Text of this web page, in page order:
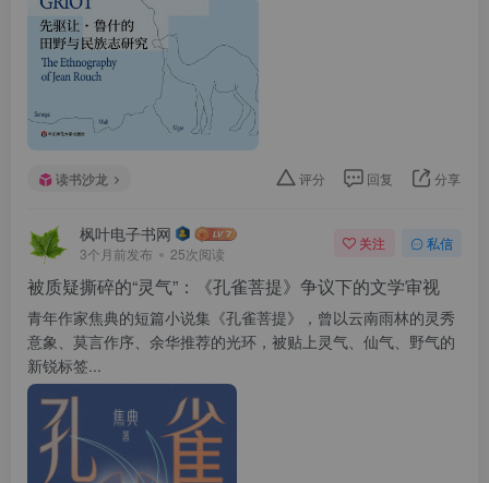
读书沙龙 评分 回复 分享
枫叶电子书网
3个月前发布 25次阅读
关注 私信
被质疑撕碎的“灵气”：《孔雀菩提》争议下的文学审视
青年作家焦典的短篇小说集《孔雀菩提》，曾以云南雨林的灵秀
意象、莫言作序、余华推荐的光环，被贴上灵气、仙气、野气的
新锐标签...